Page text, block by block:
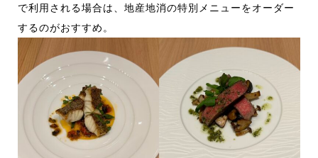
で利用される場合は、地産地消の特別メニューをオーダー
するのがおすすめ。